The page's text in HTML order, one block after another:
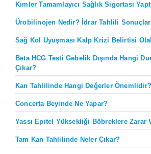
Kimler Tamamlayıcı Sağlık Sigortası
Ürobilinojen Nedir? İdrar Tahlili
Sağ Kol Uyuşması Kalp Krizi Belirtisi
Beta HCG Testi Gebelik Dışında Hangi
Çıkar?
Kan Tahlilinde Hangi Değerler Önemlidir?
Concerta Beyinde Ne Yapar?
Yassı Epitel Yüksekliği Böbreklere Zarar
Tam Kan Tahlilinde Neler Çıkar?